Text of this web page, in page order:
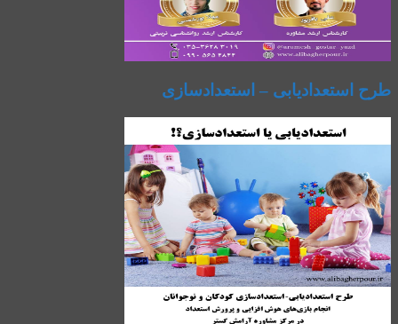
طرح استعدادیابی – استعدادسازی